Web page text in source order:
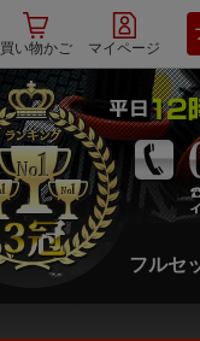
買い物かご マイページ